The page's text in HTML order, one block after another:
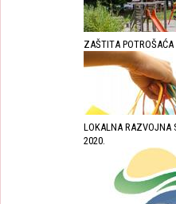
ZAŠTITA POTROŠAĆA
LOKALNA RAZVOJNA
2020.